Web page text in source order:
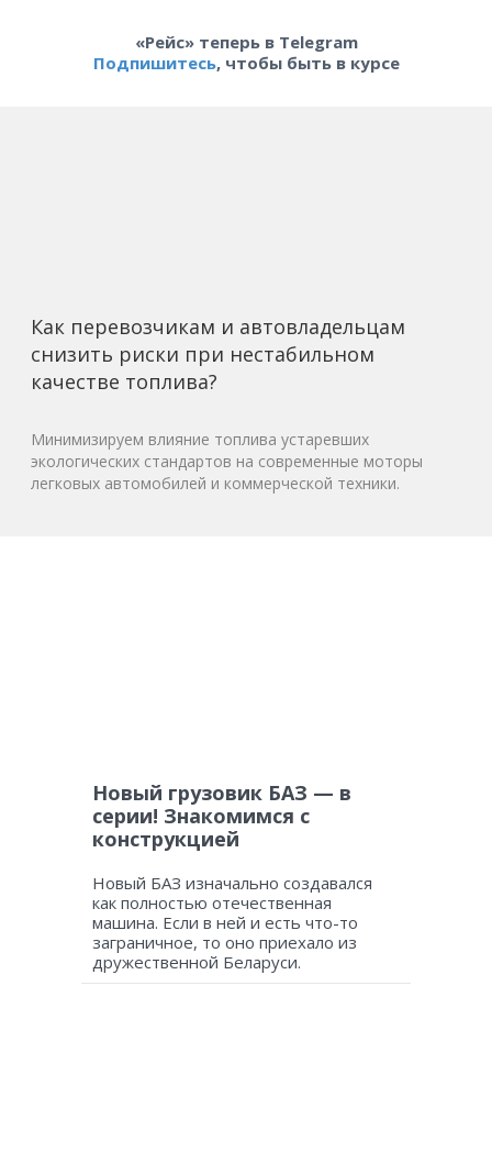
«Рейс» теперь в Telegram
Подпишитесь, чтобы быть в курсе
Как перевозчикам и автовладельцам
снизить риски при нестабильном
качестве топлива?
Минимизируем влияние топлива устаревших
экологических стандартов на современные моторы
легковых автомобилей и коммерческой техники.
Новый грузовик БАЗ — в
серии! Знакомимся с
конструкцией
Новый БАЗ изначально создавался
как полностью отечественная
машина. Если в ней и есть что-то
заграничное, то оно приехало из
дружественной Беларуси.